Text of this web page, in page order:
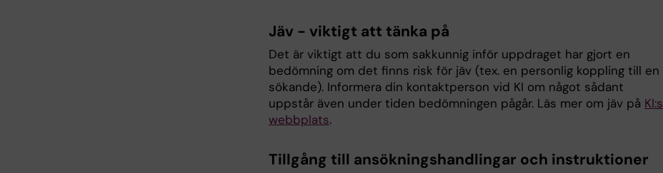
Jäv - viktigt att tänka på
Det är viktigt att du som sakkunnig inför uppdraget har gjort en
bedömning om det finns risk för jäv (tex. en personlig koppling till en
sökande). Informera din kontaktperson vid KI om något sådant
uppstår även under tiden bedömningen pågår. Läs mer om jäv på KI:s
webbplats.
Tillgång till ansökningshandlingar och instruktioner